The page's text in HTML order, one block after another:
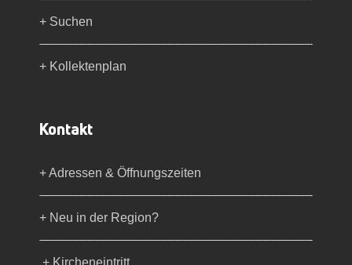
+ Suchen
+ Kollektenplan
Kontakt
+ Adressen & Öffnungszeiten
+ Neu in der Region?
+ Kircheneintritt